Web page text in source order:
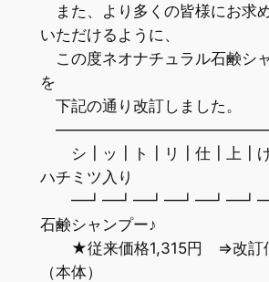
また、より多くの皆様にお求
いただけるように、
この度ネオナチュラル石鹸シ
を
下記の通り改訂しました。
シ┃ッ┃ト┃リ┃仕
ハチミツ入り
石鹸シャンプー♪
★従来価格1,315円 ⇒改訂
（本体）